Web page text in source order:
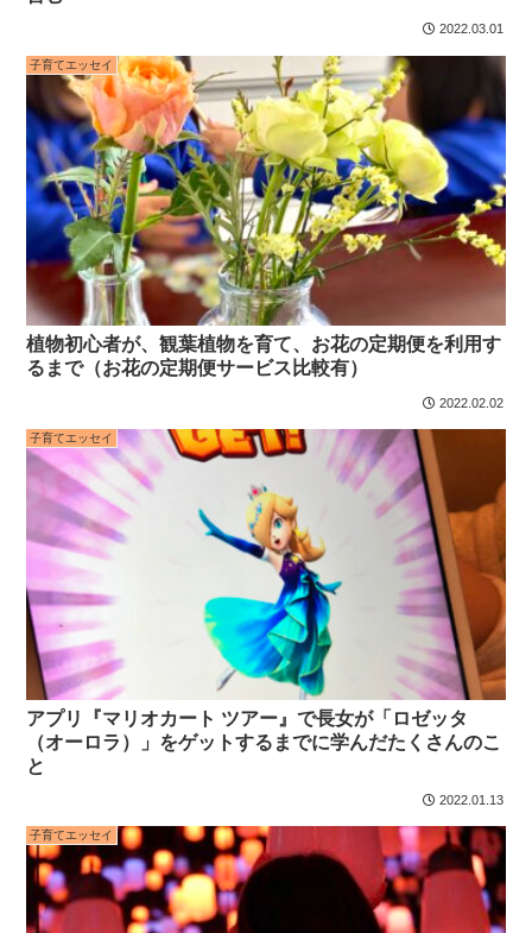
2022.03.01
子育てエッセイ
植物初心者が、観葉植物を育て、お花の定期便を利用す
るまで（お花の定期便サービス比較有）
2022.02.02
子育てエッセイ
アプリ『マリオカート ツアー』で長女が「ロゼッタ
（オーロラ）」をゲットするまでに学んだたくさんのこ
と
2022.01.13
子育てエッセイ